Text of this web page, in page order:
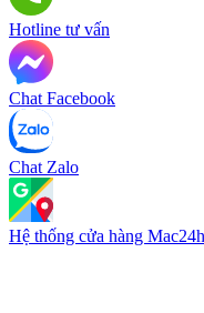
Hotline tư vấn
Chat Facebook
Chat Zalo
Hệ thống cửa hàng Mac24h